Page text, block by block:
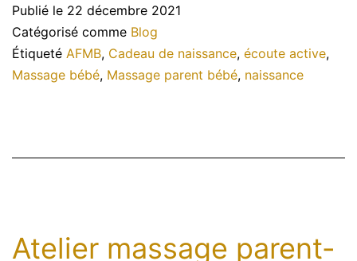
quotidien
!
Publié le 22 décembre 2021
Catégorisé comme Blog
Étiqueté AFMB, Cadeau de naissance, écoute active,
Massage bébé, Massage parent bébé, naissance
Atelier massage parent-